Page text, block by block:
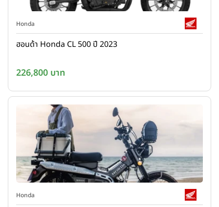
Honda
ฮอนด้า Honda CL 500 ปี 2023
226,800 บาท
Honda